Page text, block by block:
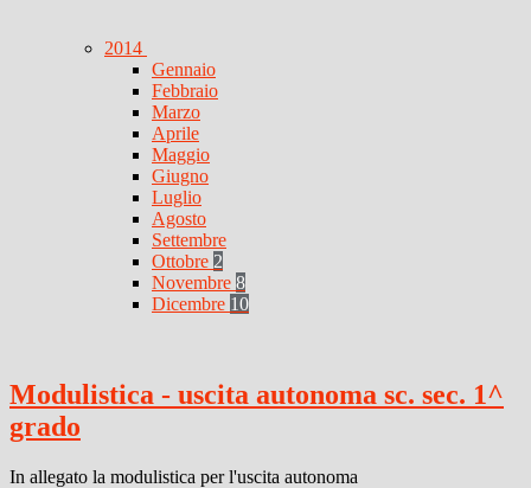
2014
Gennaio
Febbraio
Marzo
Aprile
Maggio
Giugno
Luglio
Agosto
Settembre
Ottobre 2
Novembre 8
Dicembre 10
Modulistica - uscita autonoma sc. sec. 1^
grado
In allegato la modulistica per l'uscita autonoma